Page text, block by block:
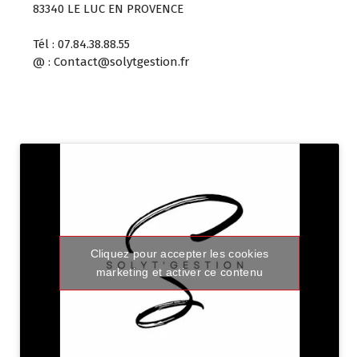
83340 LE LUC EN PROVENCE
Tél : 07.84.38.88.55
@ : Contact@solytgestion.fr
Cliquez pour accepter les cookies
marketing et activer ce contenu